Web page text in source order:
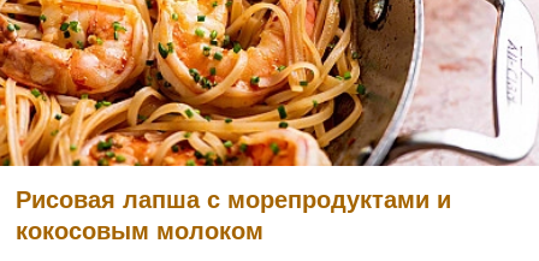
Рисовая лапша с морепродуктами и
кокосовым молоком